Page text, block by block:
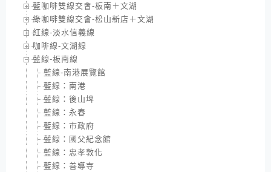
藍咖啡雙線交會-板南＋文湖
綠咖啡雙線交會-松山新店＋文湖
紅線-淡水信義線
咖啡線-文湖線
藍線-板南線
藍線-南港展覽館
藍線：南港
藍線：後山埤
藍線：永春
藍線：市政府
藍線：國父紀念館
藍線：忠孝敦化
藍線：善導寺